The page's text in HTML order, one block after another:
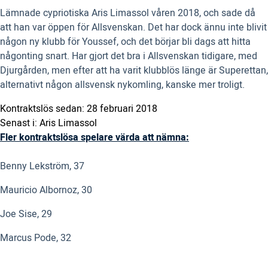
Lämnade cypriotiska Aris Limassol våren 2018, och sade då
att han var öppen för Allsvenskan. Det har dock ännu inte blivit
någon ny klubb för Youssef, och det börjar bli dags att hitta
någonting snart. Har gjort det bra i Allsvenskan tidigare, med
Djurgården, men efter att ha varit klubblös länge är Superettan,
alternativt någon allsvensk nykomling, kanske mer troligt.
Kontraktslös sedan: 28 februari 2018
Senast i: Aris Limassol
Fler kontraktslösa spelare värda att nämna:
Benny Lekström, 37
Mauricio Albornoz, 30
Joe Sise, 29
Marcus Pode, 32